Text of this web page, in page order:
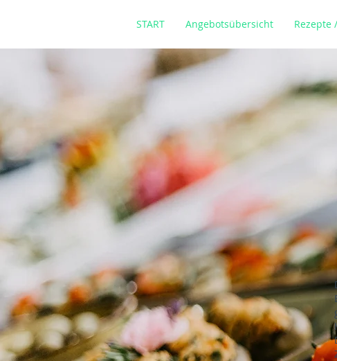
START Angebotsübersicht Rezepte